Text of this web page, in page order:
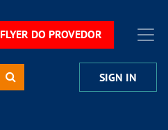
FLYER DO PROVEDOR
SIGN IN